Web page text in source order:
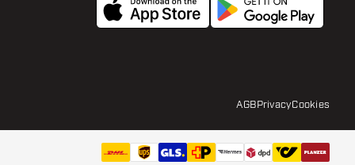
2,95 IN DEN WARENKORB
Zur
AGBPrivacyCookies